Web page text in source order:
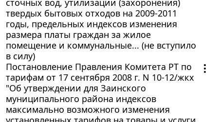
твердых бытовых отходов на 2009-2011
годы, предельных индексов изменения
размера платы граждан за жилое
помещение и коммунальные... (не вступило
в силу)
Постановление Правления Комитета РТ по
тарифам от 17 сентября 2008 г. N 10-12/жкх
"Об утверждении для Заинского
муниципального района индексов
максимально возможного изменения